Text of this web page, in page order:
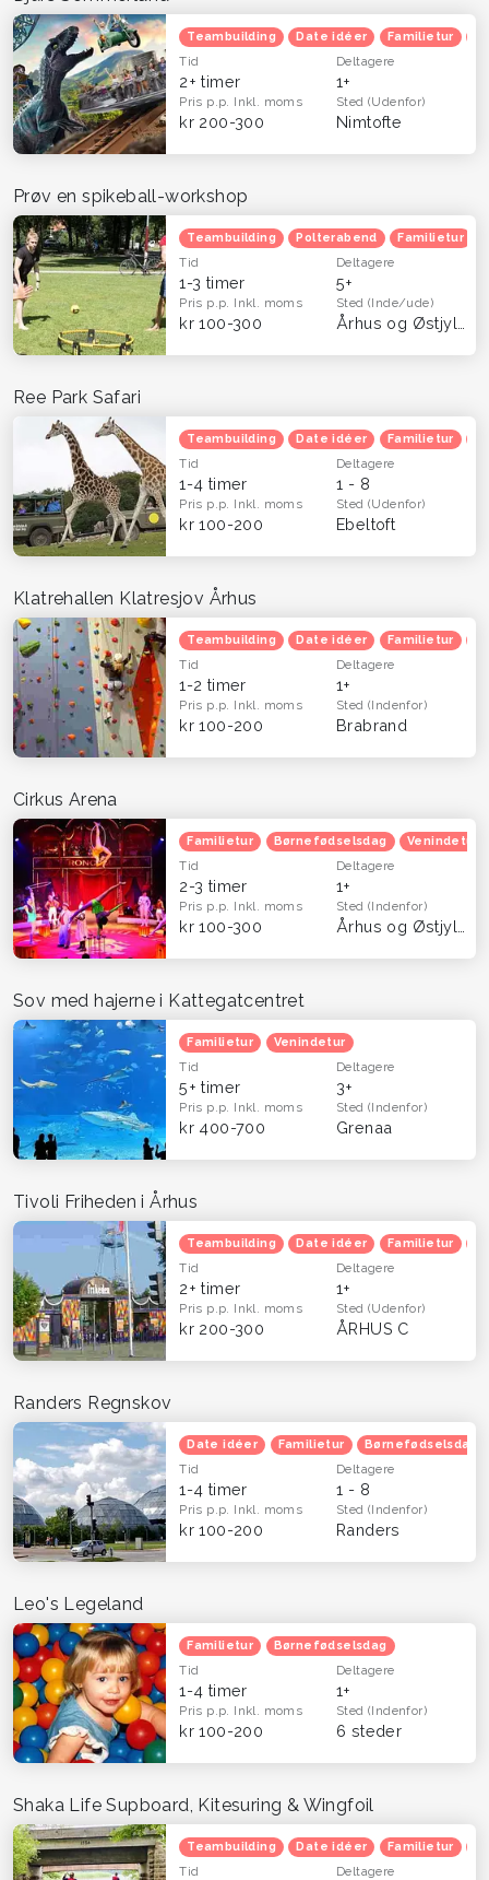
Teambuilding Date idéer Familietur
Tid
2+ timer
Deltagere
1+
Pris p.p. Inkl. moms
kr 200-300
Sted(Udenfor)
Nimtofte
Prøv en spikeball-workshop
Teambuilding Polterabend Familietur
Tid
1-3 timer
Deltagere
5+
Pris p.p. Inkl. moms
kr 100-300
Sted(Inde/ude)
Ree Park Safari
Teambuilding Date idéer Familietur
Tid
1-4 timer
Deltagere
1 - 8
Pris p.p. Inkl. moms
kr 100-200
Sted(Udenfor)
Ebeltoft
Klatrehallen Klatresjov Århus
Teambuilding Date idéer Familietur
Tid
1-2 timer
Deltagere
1+
Pris p.p. Inkl. moms
kr 100-200
Sted(Indenfor)
Brabrand
Cirkus Arena
Familietur Børnefødselsdag Venindetur
Tid
2-3 timer
Deltagere
1+
Pris p.p. Inkl. moms
kr 100-300
Sted(Indenfor)
Sov med hajerne i Kattegatcentret
Familietur Venindetur
Tid
5+ timer
Deltagere
3+
Pris p.p. Inkl. moms
kr 400-700
Sted(Indenfor)
Grenaa
Tivoli Friheden i Århus
Teambuilding Date idéer Familietur
Tid
2+ timer
Deltagere
1+
Pris p.p. Inkl. moms
kr 200-300
Sted(Udenfor)
ÅRHUS C
Randers Regnskov
Date idéer Familietur Børnefødselsdag
Tid
1-4 timer
Deltagere
1 - 8
Pris p.p. Inkl. moms
kr 100-200
Sted(Indenfor)
Randers
Leo's Legeland
Familietur Børnefødselsdag
Tid
1-4 timer
Deltagere
1+
Pris p.p. Inkl. moms
kr 100-200
Sted(Indenfor)
6 steder
Shaka Life Supboard, Kitesuring & Wingfoil
Teambuilding Date idéer Familietur
Tid Deltagere